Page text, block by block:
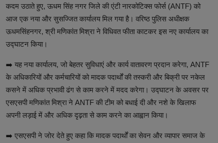
राशिफल
करियर
Poll
Contact
Gallery
Terms of Service
Privacy Policy
कदम उठाते हुए, ऊधम सिंह नगर जिले की एंटी नारकोटिक्स फोर्स (ANTF) को
आज एक नया और सुसज्जित कार्यालय मिल गया है। वरिष्ठ पुलिस अधीक्षक
ऊधमसिंहनगर, श्री मणिकांत मिश्रा ने विधिवत फीता काटकर इस नए कार्यालय का
उद्घाटन किया।
➡️ यह नया कार्यालय, जो बेहतर सुविधाएं और कार्य वातावरण प्रदान करेगा, ANTF
के अधिकारियों और कर्मचारियों को मादक पदार्थों की तस्करी और बिक्री पर नकेल
कसने में अधिक प्रभावी ढंग से काम करने में मदद करेगा। उद्घाटन के अवसर पर
एसएसपी मणिकांत मिश्रा ने ANTF की टीम को बधाई दी और नशे के खिलाफ
अपनी लड़ाई में और अधिक दृढ़ता से काम करने का आह्वान किया।
➡️ एसएसपी ने जोर देते हुए कहा कि मादक पदार्थों का सेवन और व्यापार समाज के